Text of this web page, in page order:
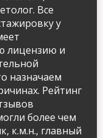
Все
у
лицензию и
назначаем
Рейтинг
более чем
к.м.н., главный